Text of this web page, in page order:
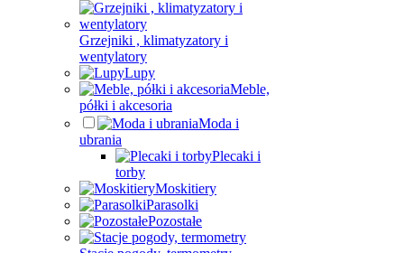
Grzejniki , klimatyzatory i
wentylatory
Lupy
Meble,
półki i akcesoria
Moda i
ubrania
Plecaki i
torby
Moskitiery
Parasolki
Pozostałe